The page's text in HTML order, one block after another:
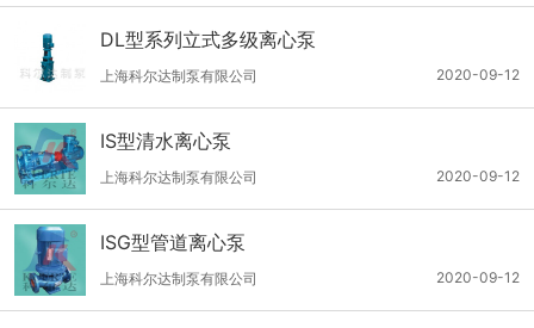
DL型系列立式多级离心泵
2020-09-12
上海科尔达制泵有限公司
IS型清水离心泵
2020-09-12
上海科尔达制泵有限公司
ISG型管道离心泵
2020-09-12
上海科尔达制泵有限公司